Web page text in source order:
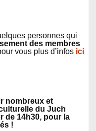
personnes qui
des membres
vous plus d’infos ici
nombreux et
du Juch
de 14h30, pour la
!